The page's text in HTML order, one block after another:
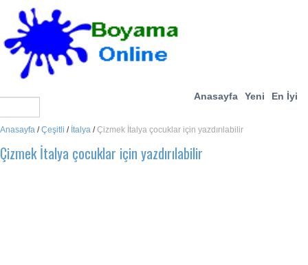
Anasayfa Yeni En İyi
Anasayfa /Çeşitli / İtalya /Çizmek İtalya çocuklar için yazdırılabilir
Çizmek İtalya çocuklar için yazdırılabilir